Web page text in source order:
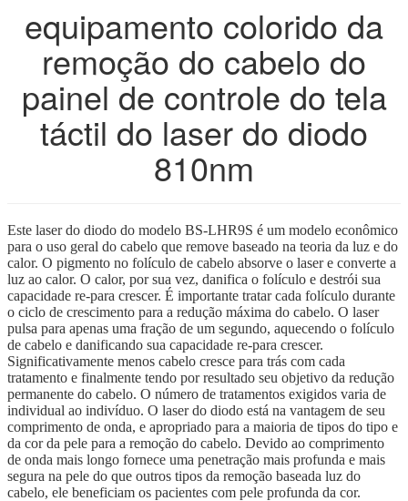
equipamento colorido da
remoção do cabelo do
painel de controle do tela
táctil do laser do diodo
810nm
Este laser do diodo do modelo BS-LHR9S é um modelo econômico
para o uso geral do cabelo que remove baseado na teoria da luz e do
calor. O pigmento no folículo de cabelo absorve o laser e converte a
luz ao calor. O calor, por sua vez, danifica o folículo e destrói sua
capacidade re-para crescer. É importante tratar cada folículo durante
o ciclo de crescimento para a redução máxima do cabelo. O laser
pulsa para apenas uma fração de um segundo, aquecendo o folículo
de cabelo e danificando sua capacidade re-para crescer.
Significativamente menos cabelo cresce para trás com cada
tratamento e finalmente tendo por resultado seu objetivo da redução
permanente do cabelo. O número de tratamentos exigidos varia de
individual ao indivíduo. O laser do diodo está na vantagem de seu
comprimento de onda, e apropriado para a maioria de tipos do tipo e
da cor da pele para a remoção do cabelo. Devido ao comprimento
de onda mais longo fornece uma penetração mais profunda e mais
segura na pele do que outros tipos da remoção baseada luz do
cabelo, ele beneficiam os pacientes com pele profunda da cor.